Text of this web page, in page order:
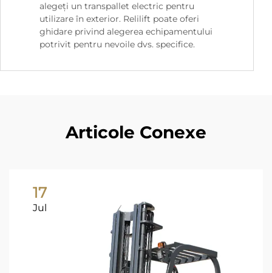
alegeți un transpallet electric pentru
utilizare în exterior. Relilift poate oferi
ghidare privind alegerea echipamentului
potrivit pentru nevoile dvs. specifice.
Articole Conexe
17
Jul